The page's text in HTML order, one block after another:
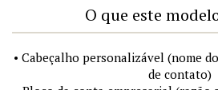
O que este
• Cabeçalho personalizável (nome
de contato)